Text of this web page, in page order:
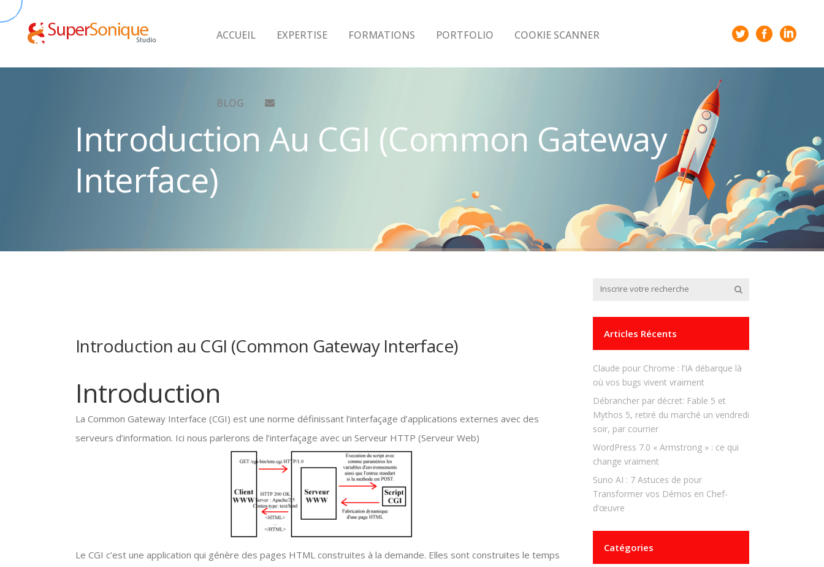
ACCUEIL EXPERTISE FORMATIONS PORTFOLIO COOKIE SCANNER
BLOG
Introduction Au CGI (Common Gateway
Interface)
Introduction au CGI (Common Gateway Interface)
Introduction
La Common Gateway Interface (CGI) est une norme définissant l’interfaçage d’applications externes avec des
serveurs d’information. Ici nous parlerons de l’interfaçage avec un Serveur HTTP (Serveur Web)
Le CGI c’est une application qui génère des pages HTML construites à la demande. Elles sont construites le temps
Articles Récents
Claude pour Chrome : l’IA débarque là
où vos bugs vivent vraiment
Débrancher par décret: Fable 5 et
Mythos 5, retiré du marché un vendredi
soir, par courrier
WordPress 7.0 « Armstrong » : ce qui
change vraiment
Suno AI : 7 Astuces de pour
Transformer vos Démos en Chef-
d’œuvre
Catégories